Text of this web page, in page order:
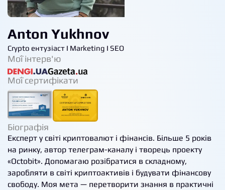
Anton Yukhnov
Crypto ентузіаст I Marketing I SEO
Мої інтерв'ю
Мої сертифікати
Біографія
Експерт у світі криптовалют і фінансів. Більше 5 років
на ринку, автор телеграм-каналу і творець проекту
«Octobit». Допомагаю розібратися в складному,
заробляти в світі криптоактивів і будувати фінансову
свободу. Моя мета — перетворити знання в практичні